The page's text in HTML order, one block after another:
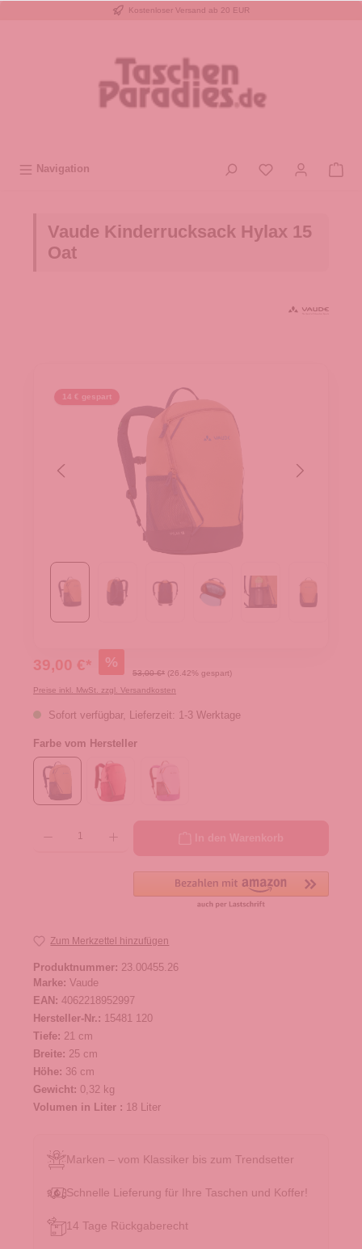
Kostenloser Versand ab 20 EUR
Navigation
Vaude Kinderrucksack Hylax 15
Oat
14 € gespart
39,00 €* %
53,00 €* (26.42% gespart)
Preise inkl. MwSt. zzgl. Versandkosten
Sofort verfügbar, Lieferzeit: 1-3 Werktage
Farbe vom Hersteller
Zum Merkzettel hinzufügen
Produktnummer: 23.00455.26
Marke: Vaude
EAN: 4062218952997
Hersteller-Nr.: 15481 120
Tiefe: 21 cm
Breite: 25 cm
Höhe: 36 cm
Gewicht: 0,32 kg
Volumen in Liter : 18 Liter
Marken – vom Klassiker bis zum Trendsetter
Schnelle Lieferung für Ihre Taschen und Koffer!
14 Tage Rückgaberecht